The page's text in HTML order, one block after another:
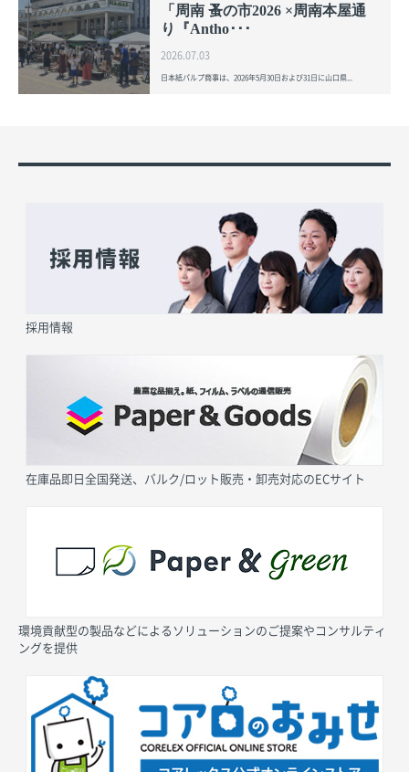
「周南 蚤の市2026 ×周南本屋通
り『Antho･･･
2026.07.03
日本紙パルプ商事は、2026年5月30日および31日に山口県...
採用情報
在庫品即日全国発送、バルク/ロット販売・卸売対応のECサイト
環境貢献型の製品などによるソリューションのご提案やコンサルティ
ングを提供